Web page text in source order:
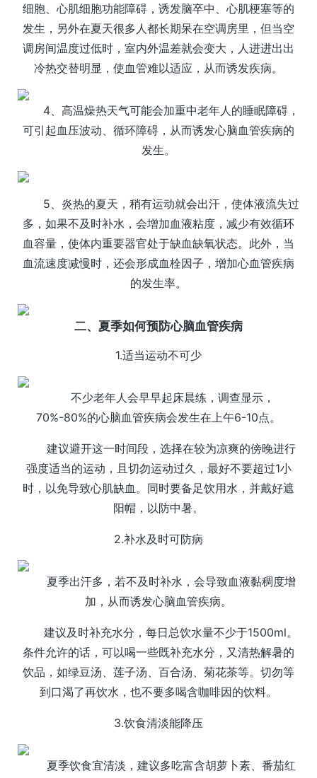
细胞、心肌细胞功能障碍，诱发脑卒中、心肌梗塞等的
发生，另外在夏天很多人都长期呆在空调房里，但当空
调房间温度过低时，室内外温差就会变大，人进进出出
冷热交替明显，使血管难以适应，从而诱发疾病。
4、高温燥热天气可能会加重中老年人的睡眠障碍，
可引起血压波动、循环障碍，从而诱发心脑血管疾病的
发生。
5、炎热的夏天，稍有运动就会出汗，使体液流失过
多，如果不及时补水，会增加血液粘度，减少有效循环
血容量，使体内重要器官处于缺血缺氧状态。此外，当
血流速度减慢时，还会形成血栓因子，增加心血管疾病
的发生率。
二、夏季如何预防心脑血管疾病
1.适当运动不可少
不少老年人会早早起床晨练，调查显示，
70%-80%的心脑血管疾病会发生在上午6-10点。
建议避开这一时间段，选择在较为凉爽的傍晚进行
强度适当的运动，且切勿运动过久，最好不要超过1小
时，以免导致心肌缺血。同时要备足饮用水，并戴好遮
阳帽，以防中暑。
2.补水及时可防病
夏季出汗多，若不及时补水，会导致血液黏稠度增
加，从而诱发心脑血管疾病。
建议及时补充水分，每日总饮水量不少于1500ml。
条件允许的话，可以喝一些既补充水分，又清热解暑的
饮品，如绿豆汤、莲子汤、百合汤、菊花茶等。切勿等
到口渴了再饮水，也不要多喝含咖啡因的饮料。
3.饮食清淡能降压
夏季饮食宜清淡，建议多吃富含胡萝卜素、番茄红